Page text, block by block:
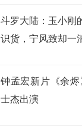
斗罗大陆：玉小刚
识货，宁风致却一
钟孟宏新片《余
士杰出演